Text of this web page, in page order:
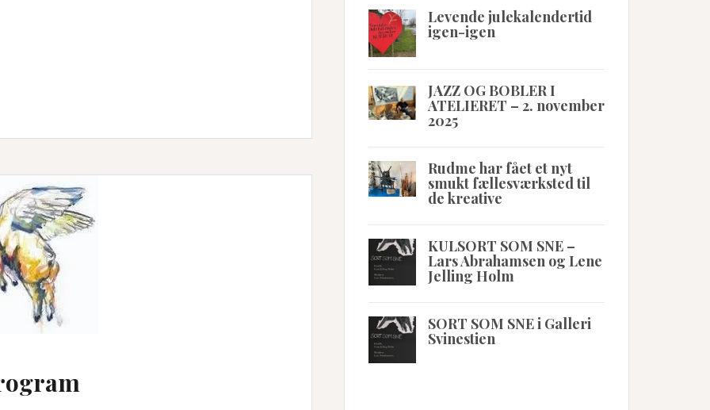
Levende julekalendertid
igen-igen
JAZZ OG BOBLER I
ATELIERET – 2. november
2025
Rudme har fået et nyt
smukt fællesværksted til
de kreative
KULSORT SOM SNE –
Lars Abrahamsen og Lene
Jelling Holm
SORT SOM SNE i Galleri
Svinestien